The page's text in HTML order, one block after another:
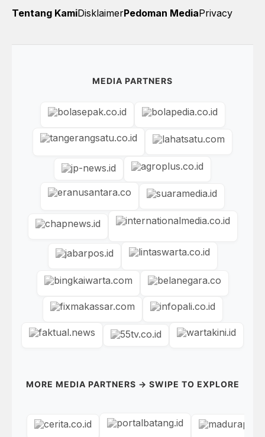
Tentang KamiDisklaimerPedoman MediaPrivacy
MEDIA PARTNERS
MORE MEDIA PARTNERS → SWIPE TO EXPLORE